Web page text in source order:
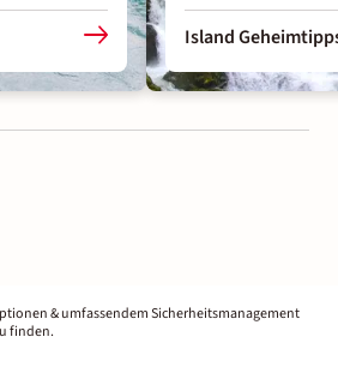
Island
& umfassendem Sicherheitsmanagement
finden.